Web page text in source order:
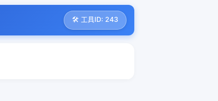
🛠️ 工具ID: 243